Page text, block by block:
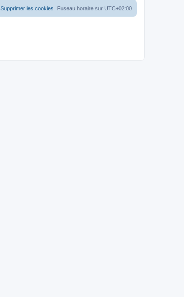
Fuseau horaire sur UTC+02:00
Supprimer les cookies